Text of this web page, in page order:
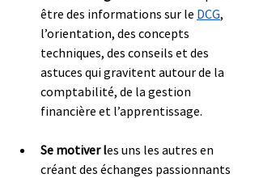
être des informations sur le DCG,
l’orientation, des concepts
techniques, des conseils et des
astuces qui gravitent autour de la
comptabilité, de la gestion
financière et l’apprentissage.
Se motiver les uns les autres en
créant des échanges passionnants